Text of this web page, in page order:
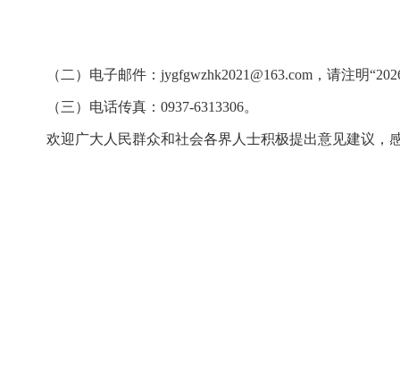
（二）电子邮件： jygfgwzhk2021@163.com，请注明
（三）电话传真：0937-6313306。
欢迎广大人民群众和社会各界人士积极提出意见建议，